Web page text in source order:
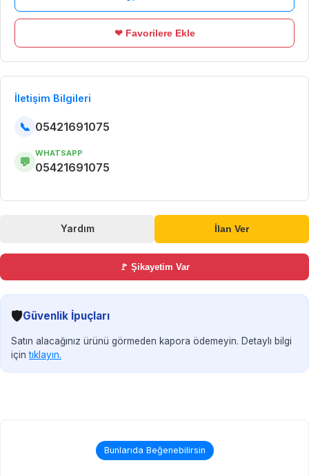
❤ Favorilere Ekle
İletişim Bilgileri
📞 05421691075
💬
WHATSAPP
05421691075
Yardım İlan Ver
🚩 Şikayetim Var
🛡️Güvenlik İpuçları
Satın alacağınız ürünü görmeden kapora ödemeyin. Detaylı bilgi
içintıklayın.
Bunlarıda Beğenebilirsin